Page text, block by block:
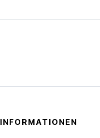
INFORMATIONEN